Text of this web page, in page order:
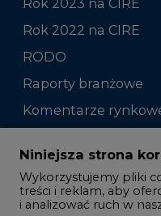
Rok 2022 na CIRE
RODO
Raporty branżowe
Komentarze
Zmiany kadrowe na
Studio CIRE
Rozmowy o
Niniejsza strona
Wykorzystujemy pliki
treści i reklam, aby
i analizować ruch w